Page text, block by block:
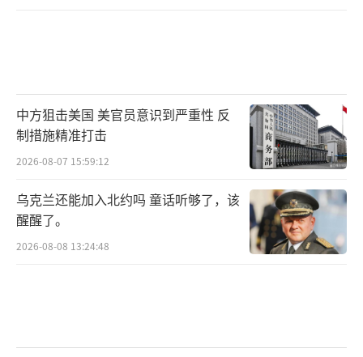
中方狙击美国 美官员意识到严重性 反
制措施精准打击
2026-08-07 15:59:12
乌克兰还能加入北约吗 童话听够了，该
醒醒了。
2026-08-08 13:24:48